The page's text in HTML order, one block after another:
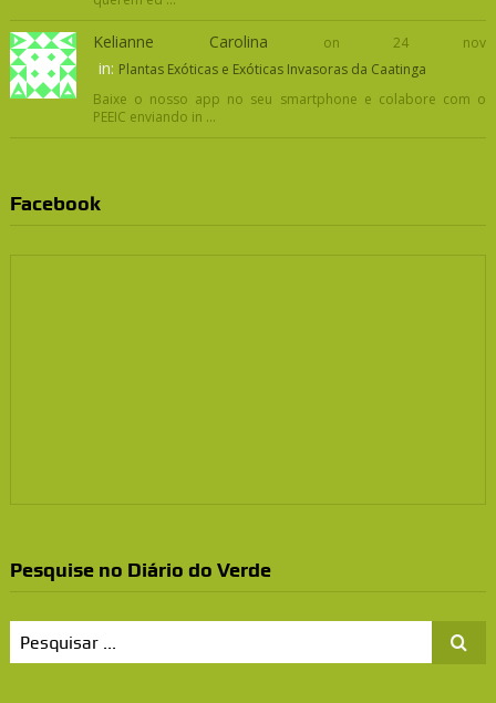
Kelianne Carolina on 24 nov
in: Plantas Exóticas e Exóticas Invasoras da Caatinga
Baixe o nosso app no seu smartphone e colabore com o
PEEIC enviando in ...
Facebook
Pesquise no Diário do Verde